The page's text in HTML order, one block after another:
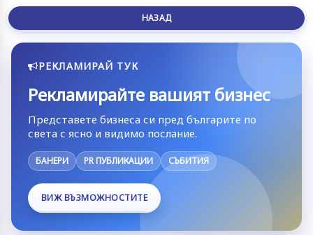
НАЗАД
РЕКЛАМИРАЙ ТУК
Рекламирайте вашият бизнес
Представете бизнеса си пред българите по
света с ясно и видимо послание.
БАНЕРИ PR ПУБЛИКАЦИИ СЪБИТИЯ
ВИЖ ВЪЗМОЖНОСТИТЕ